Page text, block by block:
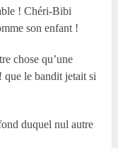
! Chéri-Bibi
son enfant !
chose qu’une
que le bandit jetait si
duquel nul autre